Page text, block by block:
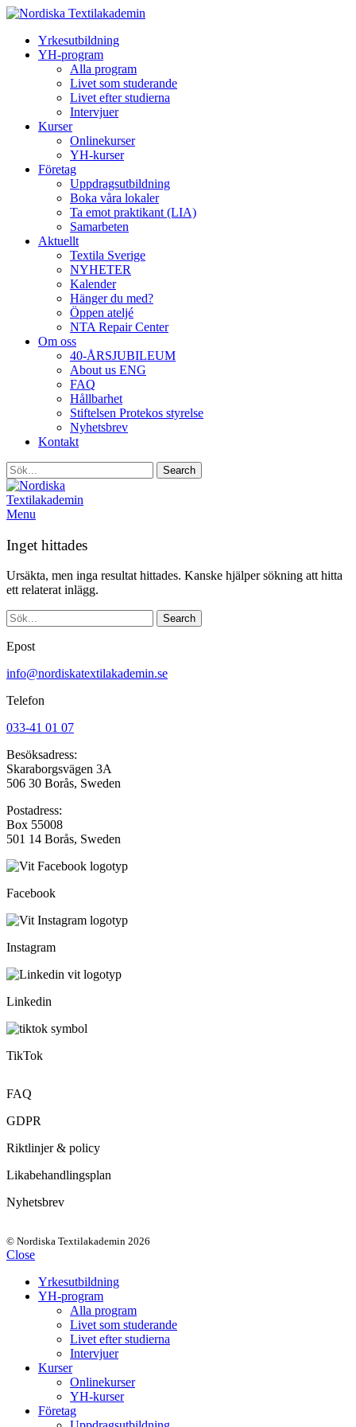
Yrkesutbildning
YH-program
Alla program
Livet som studerande
Livet efter studierna
Intervjuer
Kurser
Onlinekurser
YH-kurser
Företag
Uppdragsutbildning
Boka våra lokaler
Ta emot praktikant (LIA)
Samarbeten
Aktuellt
Textila Sverige
NYHETER
Kalender
Hänger du med?
Öppen ateljé
NTA Repair Center
Om oss
40-ÅRSJUBILEUM
About us ENG
FAQ
Hållbarhet
Stiftelsen Protekos styrelse
Nyhetsbrev
Kontakt
Search
Menu
Inget hittades
Ursäkta, men inga resultat hittades. Kanske hjälper sökning att hitta
ett relaterat inlägg.
Search
Epost
info@nordiskatextilakademin.se
Telefon
033-41 01 07
Besöksadress:
Skaraborgsvägen 3A
506 30 Borås, Sweden
Postadress:
Box 55008
501 14 Borås, Sweden
Facebook
Instagram
Linkedin
TikTok
FAQ
GDPR
Riktlinjer & policy
Likabehandlingsplan
Nyhetsbrev
© Nordiska Textilakademin 2026
Close
Yrkesutbildning
YH-program
Alla program
Livet som studerande
Livet efter studierna
Intervjuer
Kurser
Onlinekurser
YH-kurser
Företag